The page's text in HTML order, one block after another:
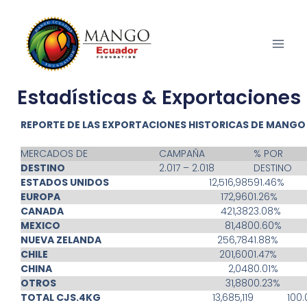
Estadísticas & Exportaciones
REPORTE DE LAS EXPORTACIONES HISTORICAS DE
MERCADOS DE CAMPAÑA
% POR
DESTINO
2.017 – 2.018
DESTINO
ESTADOS UNIDOS
12,516,98591.46%
EUROPA
172,9601.26%
CANADA
421,3823.08%
MEXICO
81,4800.60%
NUEVA ZELANDA
256,7841.88%
CHILE
201,6001.47%
CHINA
2,0480.01%
OTROS
31,8800.23%
TOTAL CJS.4KG
13,685,119